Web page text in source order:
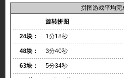
拼图游戏平均完
旋转拼图
24块： 1分18秒
48块： 3分40秒
63块： 5分34秒